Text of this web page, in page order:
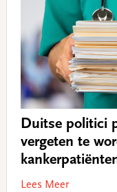
Duitse politici
vergeten te
Lees Meer